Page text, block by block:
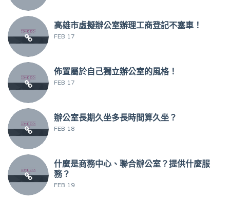
高雄市虛擬辦公室辦理工商登記不塞車！
FEB 17
佈置屬於自己獨立辦公室的風格！
FEB 17
辦公室長期久坐多長時間算久坐？
FEB 18
什麼是商務中心、聯合辦公室？提供什麼服
務？
FEB 19